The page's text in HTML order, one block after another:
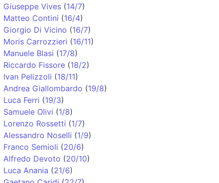
Giuseppe Vives (14/7)
Matteo Contini (16/4)
Giorgio Di Vicino (16/7)
Moris Carrozzieri (16/11)
Manuele Blasi (17/8)
Riccardo Fissore (18/2)
Ivan Pelizzoli (18/11)
Andrea Giallombardo (19/8)
Luca Ferri (19/3)
Samuele Olivi (1/8)
Lorenzo Rossetti (1/7)
Alessandro Noselli (1/9)
Franco Semioli (20/6)
Alfredo Devoto (20/10)
Luca Anania (21/6)